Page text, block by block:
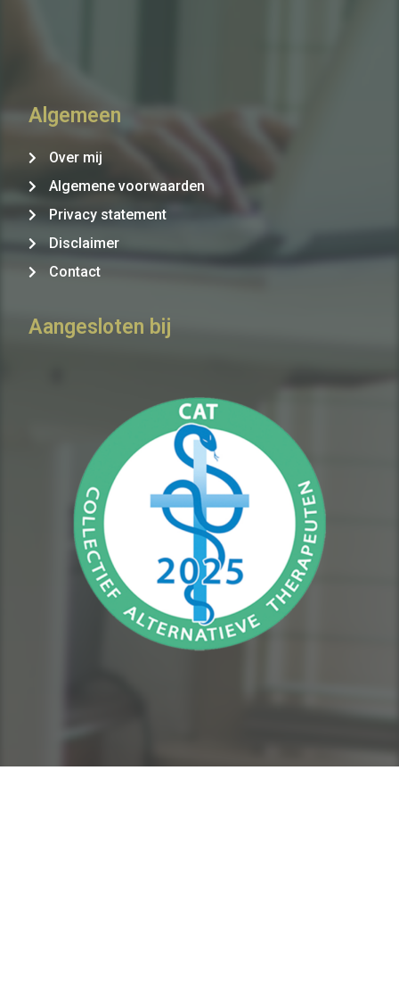
Algemeen
Over mij
Algemene voorwaarden
Privacy statement
Disclaimer
Contact
Aangesloten bij